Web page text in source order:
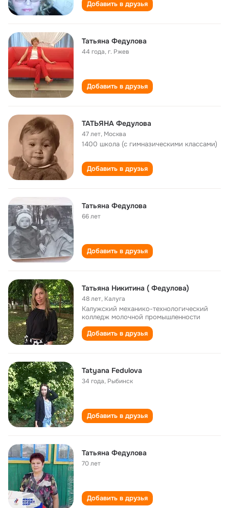
Добавить в друзья
Татьяна Федулова
44 года,г. Ржев
Добавить в друзья
ТАТЬЯНА Федулова
47 лет, Москва
1400 школа (с гимназическими классами)
Добавить в друзья
Татьяна Федулова
66 лет
Добавить в друзья
Татьяна Никитина ( Федулова)
48 лет, Калуга
Калужский механико-технологический
колледж молочной промышленности
Добавить в друзья
Tatyana Fedulova
34 года, Рыбинск
Добавить в друзья
Татьяна Федулова
70 лет
Добавить в друзья